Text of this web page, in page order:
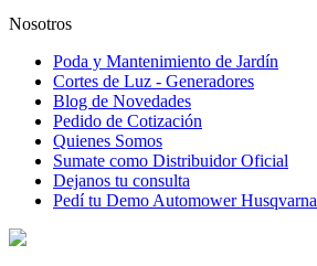
Nosotros
Poda y Mantenimiento de Jardín
Cortes de Luz - Generadores
Blog de Novedades
Pedido de Cotización
Quienes Somos
Sumate como Distribuidor Oficial
Dejanos tu consulta
Pedí tu Demo Automower Husqvarna